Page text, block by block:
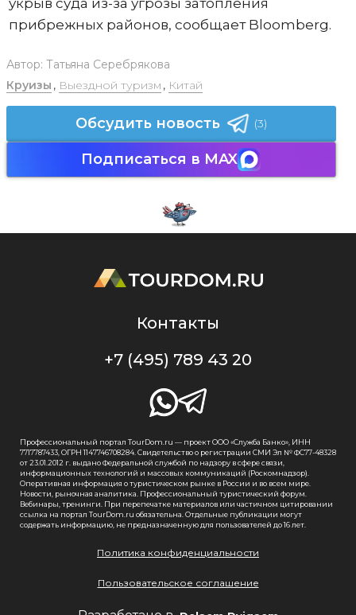
прибрежных районов, сообщает Bloomberg.
Автор: Татьяна Серебрякова
Круизы , Выездной туризм , Китай
Обсудить новость (3)
Подписаться в MAX
Контакты
+7 (495) 789 43 20
Профессиональный портал TourDom.ru — проект ООО «Служба Банко», ИНН
7717787433, ОГРН 1147746708284. Свидетельство о регистрации СМИ Эл № ФС77-48328
от 23.01.2012 г. выдано Федеральной службой по надзору в сфере связи,
информационных технологий и массовых коммуникаций (Роскомнадзор).
Оперативная информация о туристическом рынке в России и во всем мире.
Новости, рыночная аналитика. Профессиональный туристический форум.
Вебинары, тренинги. При перепечатке материалов или частичном цитировании
ссылка на портал TourDom.ru обязательна. Отдельные публикации могут
содержать информацию, не предназначенную для пользователей до 16 лет.
Политика конфиденциальности
Пользовательское соглашение